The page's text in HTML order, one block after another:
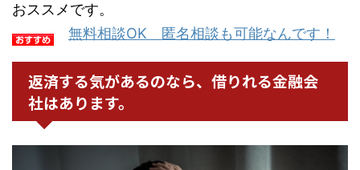
おススメです。
無料相談OK 匿名相談も可能なんです！
返済する気があるのなら、借りれる金融会
社はあります。